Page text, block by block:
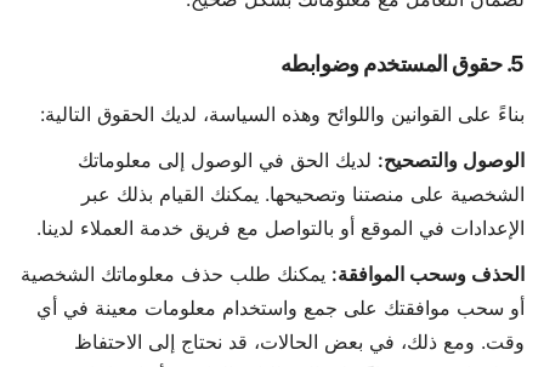
5. حقوق المستخدم وضوابطه
بناءً على القوانين واللوائح وهذه السياسة، لديك الحقوق التالية:
الوصول والتصحيح: لديك الحق في الوصول إلى معلوماتك
الشخصية على منصتنا وتصحيحها. يمكنك القيام بذلك عبر
الإعدادات في الموقع أو بالتواصل مع فريق خدمة العملاء لدينا.
الحذف وسحب الموافقة: يمكنك طلب حذف معلوماتك الشخصية
أو سحب موافقتك على جمع واستخدام معلومات معينة في أي
وقت. ومع ذلك، في بعض الحالات، قد نحتاج إلى الاحتفاظ